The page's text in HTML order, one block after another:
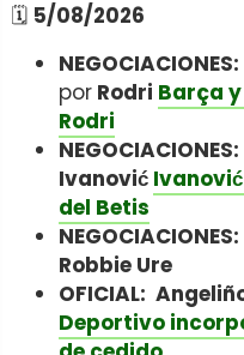
🗓️ 5/08/2026
NEGOCIACIONES:
por Rodri Barça
Rodri
NEGOCIACIONES:
Ivanović
del Betis
NEGOCIACIONES:
Robbie Ure
OFICIAL:
Deportivo